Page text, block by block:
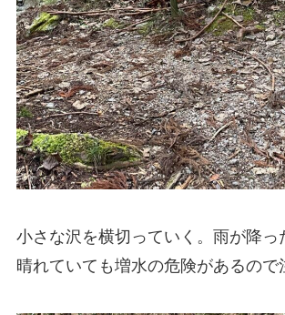
小さな沢を横切っていく。雨が降っ
晴れていても増水の危険があるので